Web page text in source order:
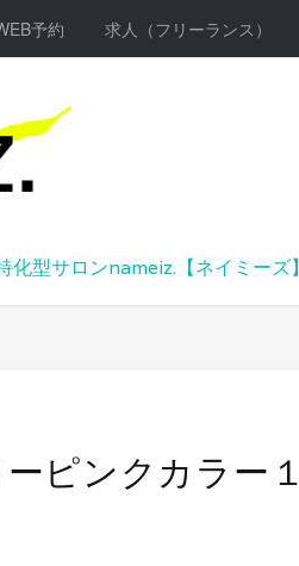
予約 求人（フリーランス）
型サロンnameiz.【ネイミーズ】
ピンクカラー１